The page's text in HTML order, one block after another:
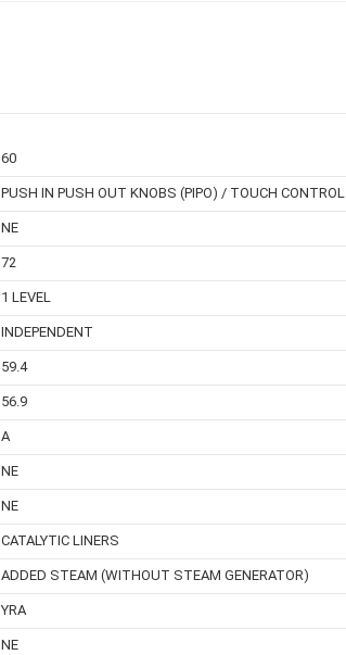
60
PUSH IN PUSH OUT KNOBS (PIPO) / TOUCH CONTROL
NE
72
1 LEVEL
INDEPENDENT
59.4
56.9
A
NE
NE
CATALYTIC LINERS
ADDED STEAM (WITHOUT STEAM GENERATOR)
YRA
NE